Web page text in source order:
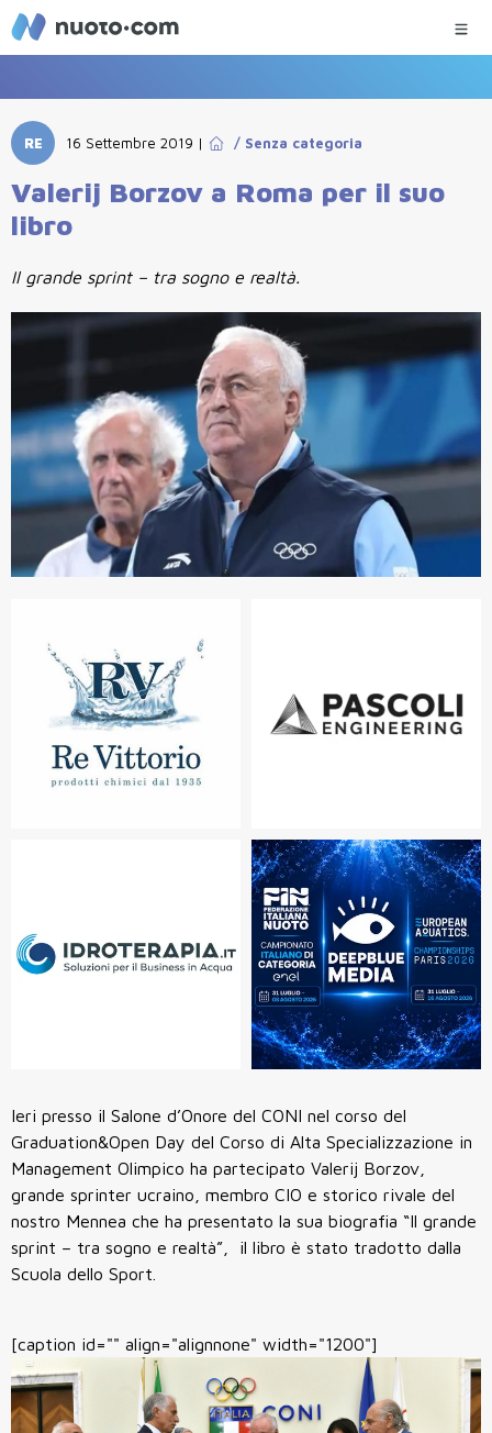
RE 16 Settembre 2019 | / Senza categoria
Valerij Borzov a Roma per il suo
libro
Il grande sprint – tra sogno e realtà.
Ieri presso il Salone d’Onore del CONI nel corso del
Graduation&Open Day del Corso di Alta Specializzazione in
Management Olimpico ha partecipato Valerij Borzov,
grande sprinter ucraino, membro CIO e storico rivale del
nostro Mennea che ha presentato la sua biografia “Il grande
sprint – tra sogno e realtà”, il libro è stato tradotto dalla
Scuola dello Sport.
[caption id="" align="alignnone" width="1200"]